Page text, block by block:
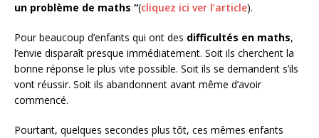
un problème de maths “(cliquez ici ver l’article).
Pour beaucoup d’enfants qui ont des difficultés en maths,
l’envie disparaît presque immédiatement. Soit ils cherchent la
bonne réponse le plus vite possible. Soit ils se demandent s’ils
vont réussir. Soit ils abandonnent avant même d’avoir
commencé.
Pourtant, quelques secondes plus tôt, ces mêmes enfants